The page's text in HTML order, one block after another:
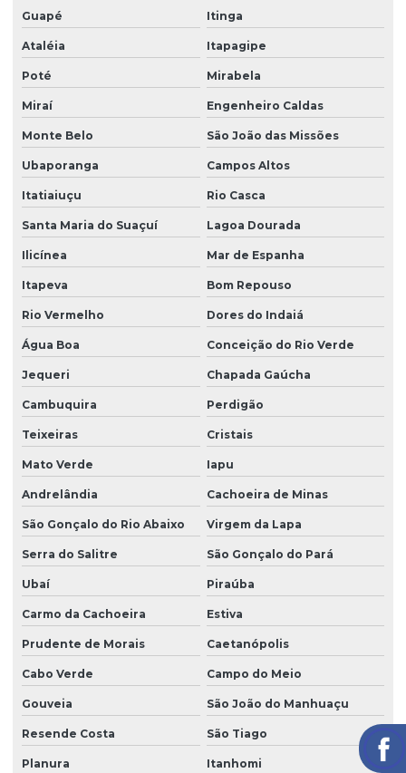
Guapé Itinga
Ataléia Itapagipe
Poté Mirabela
Miraí Engenheiro Caldas
Monte Belo São João das Missões
Ubaporanga Campos Altos
Itatiaiuçu Rio Casca
Santa Maria do Suaçuí Lagoa Dourada
Ilicínea Mar de Espanha
Itapeva Bom Repouso
Rio Vermelho Dores do Indaiá
Água Boa Conceição do Rio Verde
Jequeri Chapada Gaúcha
Cambuquira Perdigão
Teixeiras Cristais
Mato Verde Iapu
Andrelândia Cachoeira de Minas
São Gonçalo do Rio Abaixo Virgem da Lapa
Serra do Salitre São Gonçalo do Pará
Ubaí Piraúba
Carmo da Cachoeira Estiva
Prudente de Morais Caetanópolis
Cabo Verde Campo do Meio
Gouveia São João do Manhuaçu
Resende Costa São Tiago
Planura Itanhomi